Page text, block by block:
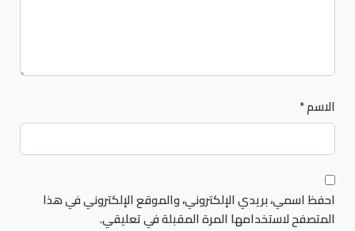
الاسم*
احفظ اسمي، بريدي الإلكتروني، والموقع الإلكتروني في هذا
المتصفح لاستخدامها المرة المقبلة في تعليقي.